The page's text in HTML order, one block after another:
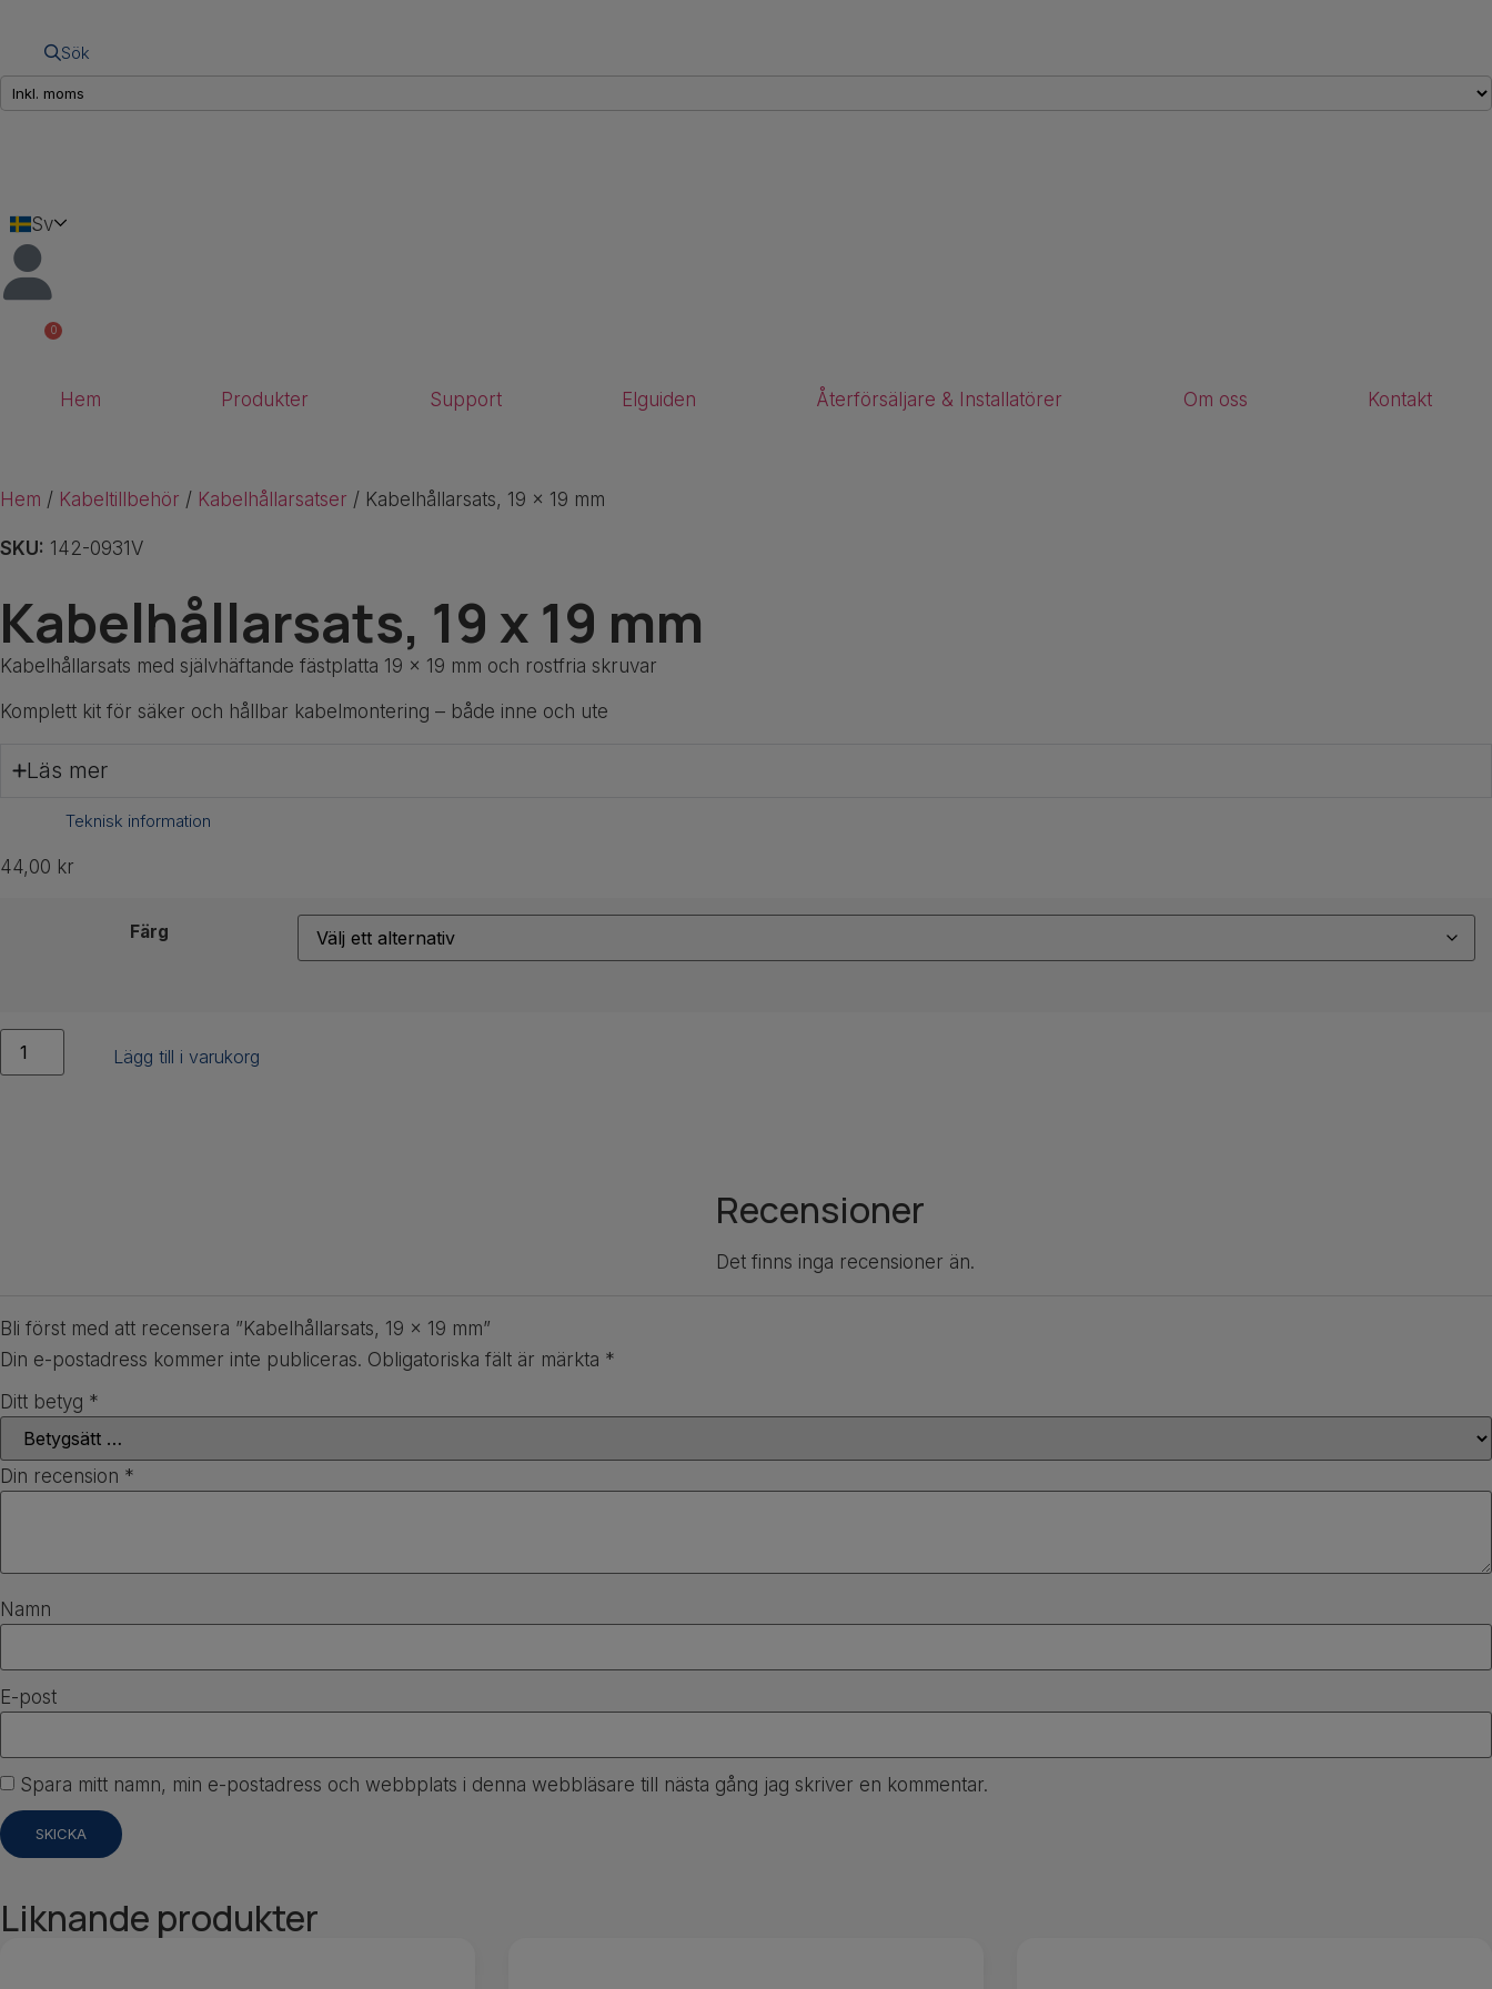
Sök
Sv
0
Hem Produkter Support Elguiden Återförsäljare & Installatörer Om oss Kontakt
Hem / Kabeltillbehör / Kabelhållarsatser / Kabelhållarsats, 19 x 19 mm
SKU: 142-0931V
Kabelhållarsats, 19 x 19 mm
Kabelhållarsats med självhäftande fästplatta 19 x 19 mm och rostfria skruvar
Komplett kit för säker och hållbar kabelmontering – både inne och ute
Läs mer
Teknisk information
44,00 kr
Färg
Lägg till i varukorg
Recensioner
Det finns inga recensioner än.
Bli först med att recensera ”Kabelhållarsats, 19 x 19 mm”
Din e-postadress kommer inte publiceras. Obligatoriska fält är märkta *
Ditt betyg *
Din recension *
Namn
E-post
Spara mitt namn, min e-postadress och webbplats i denna webbläsare till nästa gång jag skriver en kommentar.
Liknande produkter